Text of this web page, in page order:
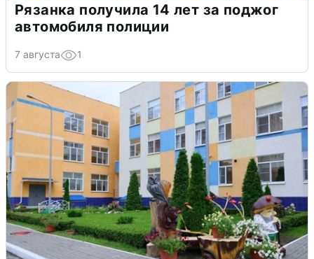
Рязанка получила 14 лет за поджог
автомобиля полиции
7 августа 1